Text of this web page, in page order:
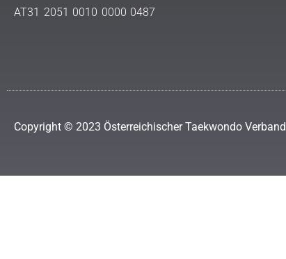
AT31 2051 0010 0000 0487
Copyright © 2023 Österreichischer Taekwondo Verband